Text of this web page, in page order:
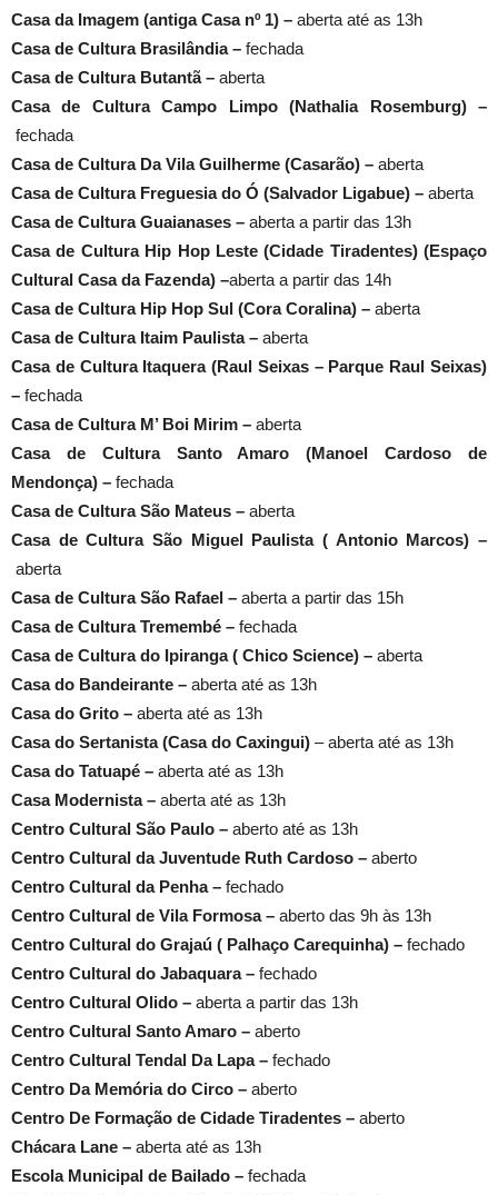
Casa da Imagem (antiga Casa nº 1) – aberta até as 13h
Casa de Cultura Brasilândia – fechada
Casa de Cultura Butantã – aberta
Casa de Cultura Campo Limpo (Nathalia Rosemburg) –
fechada
Casa de Cultura Da Vila Guilherme (Casarão) – aberta
Casa de Cultura Freguesia do Ó (Salvador Ligabue) – aberta
Casa de Cultura Guaianases – aberta a partir das 13h
Casa de Cultura Hip Hop Leste (Cidade Tiradentes) (Espaço
Cultural Casa da Fazenda) –aberta a partir das 14h
Casa de Cultura Hip Hop Sul (Cora Coralina) – aberta
Casa de Cultura Itaim Paulista – aberta
Casa de Cultura Itaquera (Raul Seixas – Parque Raul Seixas)
– fechada
Casa de Cultura M’ Boi Mirim – aberta
Casa de Cultura Santo Amaro (Manoel Cardoso de
Mendonça) – fechada
Casa de Cultura São Mateus – aberta
Casa de Cultura São Miguel Paulista ( Antonio Marcos) –
aberta
Casa de Cultura São Rafael – aberta a partir das 15h
Casa de Cultura Tremembé – fechada
Casa de Cultura do Ipiranga ( Chico Science) – aberta
Casa do Bandeirante – aberta até as 13h
Casa do Grito – aberta até as 13h
Casa do Sertanista (Casa do Caxingui) – aberta até as 13h
Casa do Tatuapé – aberta até as 13h
Casa Modernista – aberta até as 13h
Centro Cultural São Paulo – aberto até as 13h
Centro Cultural da Juventude Ruth Cardoso – aberto
Centro Cultural da Penha – fechado
Centro Cultural de Vila Formosa – aberto das 9h às 13h
Centro Cultural do Grajaú ( Palhaço Carequinha) – fechado
Centro Cultural do Jabaquara – fechado
Centro Cultural Olido – aberta a partir das 13h
Centro Cultural Santo Amaro – aberto
Centro Cultural Tendal Da Lapa – fechado
Centro Da Memória do Circo – aberto
Centro De Formação de Cidade Tiradentes – aberto
Chácara Lane – aberta até as 13h
Escola Municipal de Bailado – fechada